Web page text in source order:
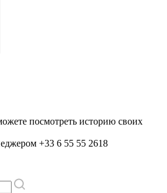
посмотреть историю своих
+33 6 55 55 2618